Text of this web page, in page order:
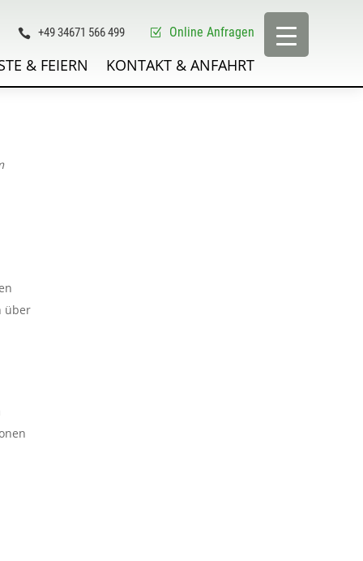
 +49 34671 566 499 Z Online Anfragen
& FEIERN KONTAKT & ANFAHRT
über